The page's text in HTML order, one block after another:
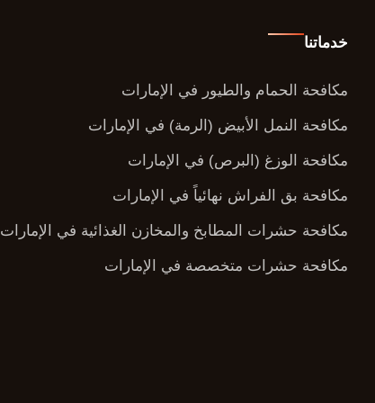
خدماتنا
مكافحة الحمام والطيور في الإمارات
مكافحة النمل الأبيض (الرمة) في الإمارات
مكافحة الوزغ (البرص) في الإمارات
مكافحة بق الفراش نهائياً في الإمارات
مكافحة حشرات المطابخ والمخازن الغذائية في الإمارات
مكافحة حشرات متخصصة في الإمارات